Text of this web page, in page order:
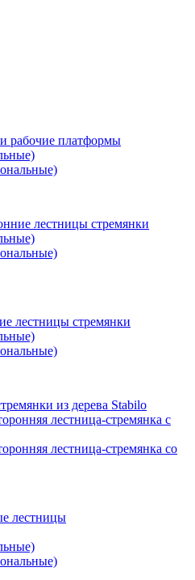
рабочие платформы
лестницы стремянки
лестницы стремянки
из дерева Stabilo
лестница-стремянка с
лестница-стремянка со
лестницы